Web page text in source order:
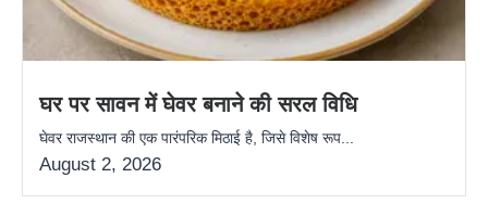
घर पर सावन में घेवर बनाने की सरल विधि
घेवर राजस्थान की एक पारंपरिक मिठाई है, जिसे विशेष रूप...
August 2, 2026